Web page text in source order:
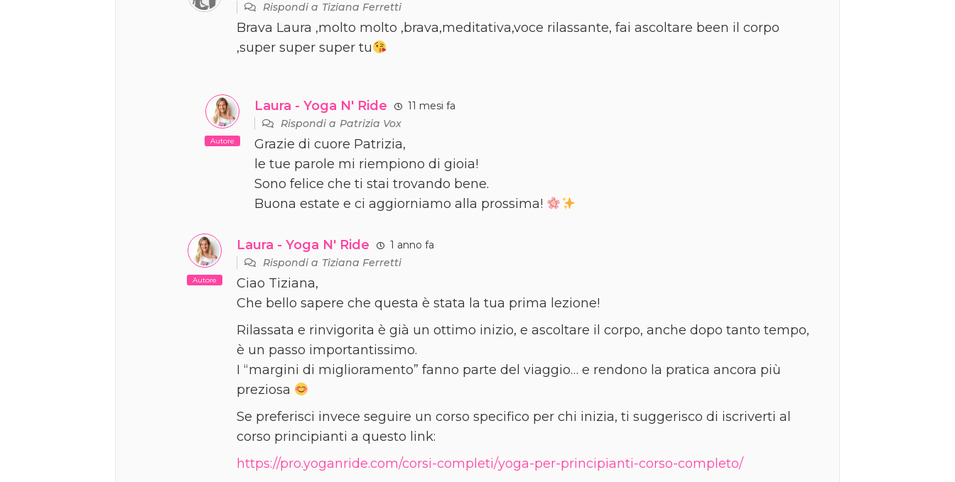
Rispondi aTiziana Ferretti
Brava Laura ,molto molto ,brava,meditativa,voce rilassante, fai ascoltare been il corpo
,super super super tu
Autore
Laura - Yoga N' Ride
11 mesi fa
Rispondi aPatrizia Vox
Grazie di cuore Patrizia,
le tue parole mi riempiono di gioia!
Sono felice che ti stai trovando bene.
Buona estate e ci aggiorniamo alla prossima!
Autore
Laura - Yoga N' Ride
1 anno fa
Rispondi aTiziana Ferretti
Ciao Tiziana,
Che bello sapere che questa è stata la tua prima lezione!
Rilassata e rinvigorita è già un ottimo inizio, e ascoltare il corpo, anche dopo tanto tempo,
è un passo importantissimo.
I “margini di miglioramento” fanno parte del viaggio… e rendono la pratica ancora più
preziosa
Se preferisci invece seguire un corso specifico per chi inizia, ti suggerisco di iscriverti al
corso principianti a questo link:
https://pro.yoganride.com/corsi-completi/yoga-per-principianti-corso-completo/